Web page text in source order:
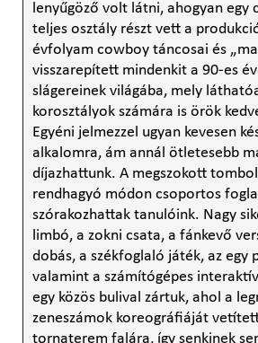
lenyűgöző volt látni, ahogyan egy
teljes osztály részt vett a
évfolyam cowboy táncosai és
visszarepített mindenkit a 90-es
slágereinek világába, mely
korosztályok számára is örök
Egyéni jelmezzel ugyan kevesen
alkalomra, ám annál ötletesebb
díjazhattunk. A megszokott
rendhagyó módon csoportos
szórakozhattak tanulóink. Nagy
limbó, a zokni csata, a fánkevő
dobás, a székfoglaló játék, az egy
valamint a számítógépes
egy közös bulival zártuk, ahol a
zeneszámok koreográfiáját
tornaterem falára, így senkinek